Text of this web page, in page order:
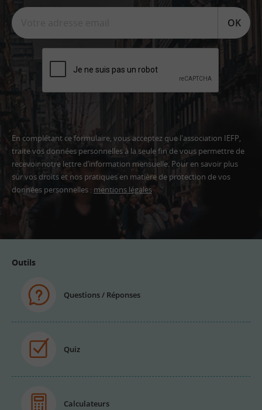
OK
En complétant ce formulaire, vous acceptez que l'association IEFP,
traite vos données personnelles à la seule fin de vous permettre de
recevoir notre lettre d’information mensuelle. Pour en savoir plus
sur vos droits et nos pratiques en matière de protection de vos
données personnelles : mentions légales
Adresse
Outils
Questions / Réponses
Quiz
Calculateurs